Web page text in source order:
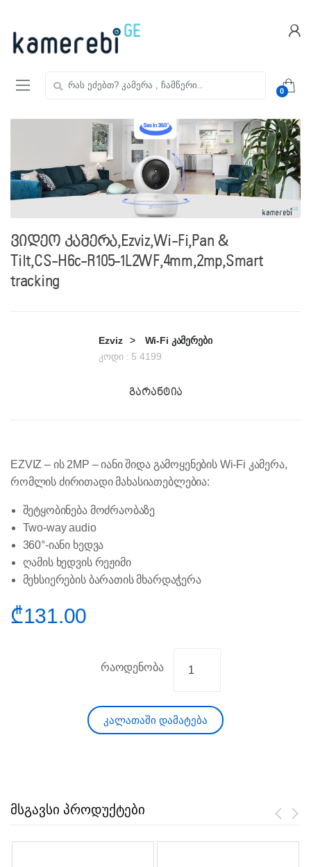
navigation
content
0
ვიდეო კამერა,Ezviz,Wi-Fi,Pan &
Tilt,CS-H6c-R105-1L2WF,4mm,2mp,Smart
tracking
Ezviz >
Wi-Fi კამერები
კოდი : 5 4199
EZVIZ – ის 2MP – იანი შიდა გამოყენების Wi-Fi კამერა,
რომლის ძირითადი მახასიათებლებია:
შეტყობინება მოძრაობაზე
Two-way audio
360°-იანი ხედვა
ღამის ხედვის რეჟიმი
მეხსიერების ბარათის მხარდაჭერა
₾131.00
რაოდენობა
კალათაში დამატება
მსგავსი პროდუქტები